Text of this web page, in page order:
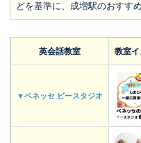
どを基準に、成増駅のおすす
英会話教室 教室
▼ベネッセ ビースタジオ